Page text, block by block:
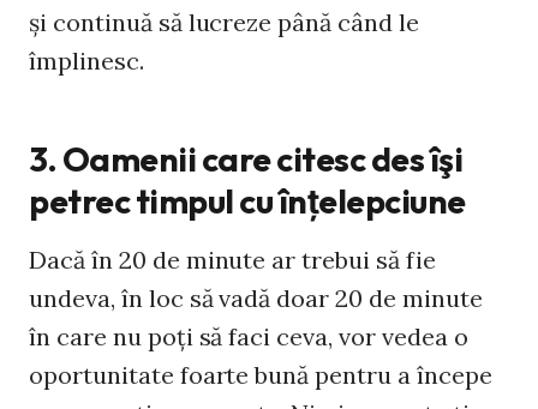
şi continuă să lucreze până când le
împlinesc.
3. Oamenii care citesc des îşi
petrec timpul cu înţelepciune
Dacă în 20 de minute ar trebui să fie
undeva, în loc să vadă doar 20 de minute
în care nu poţi să faci ceva, vor vedea o
oportunitate foarte bună pentru a începe